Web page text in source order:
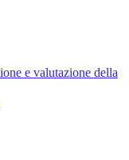
e valutazione della